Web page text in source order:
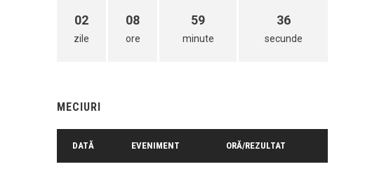
02
zile
08
ore
59
minute
36
secunde
MECIURI
DATĂ EVENIMENT ORĂ/REZULTAT